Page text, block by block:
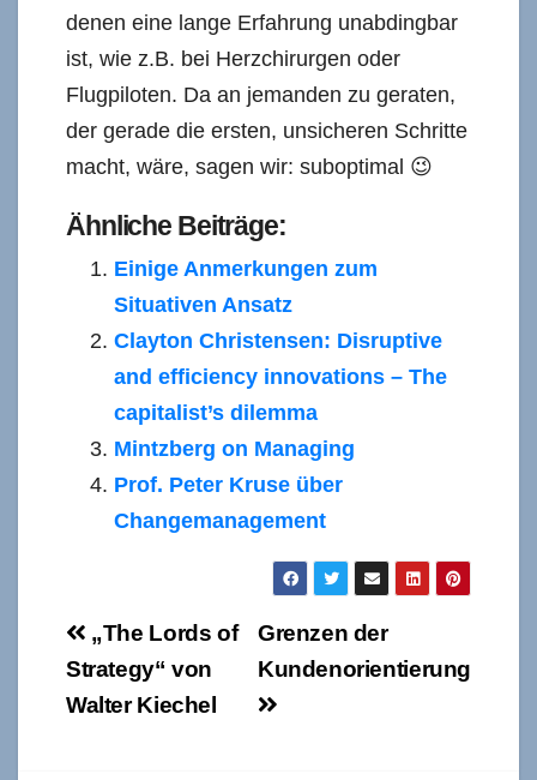
denen eine lange Erfahrung unabdingbar
ist, wie z.B. bei Herzchirurgen oder
Flugpiloten. Da an jemanden zu geraten,
der gerade die ersten, unsicheren Schritte
macht, wäre, sagen wir: suboptimal 😉
Ähnliche Beiträge:
Einige Anmerkungen zum
Situativen Ansatz
Clayton Christensen: Disruptive
and efficiency innovations – The
capitalist’s dilemma
Mintzberg on Managing
Prof. Peter Kruse über
Changemanagement
Beitragsnavigation
Grenzen der
Kundenorientierung
„The Lords of
Strategy“ von
Walter Kiechel